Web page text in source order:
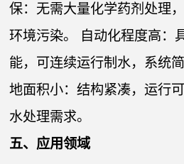
保：无需大量化学药剂处理
环境污染。 自动化程度高：
能，可连续运行制水，系统
地面积小：结构紧凑，运行
水处理需求。
五、应用领域